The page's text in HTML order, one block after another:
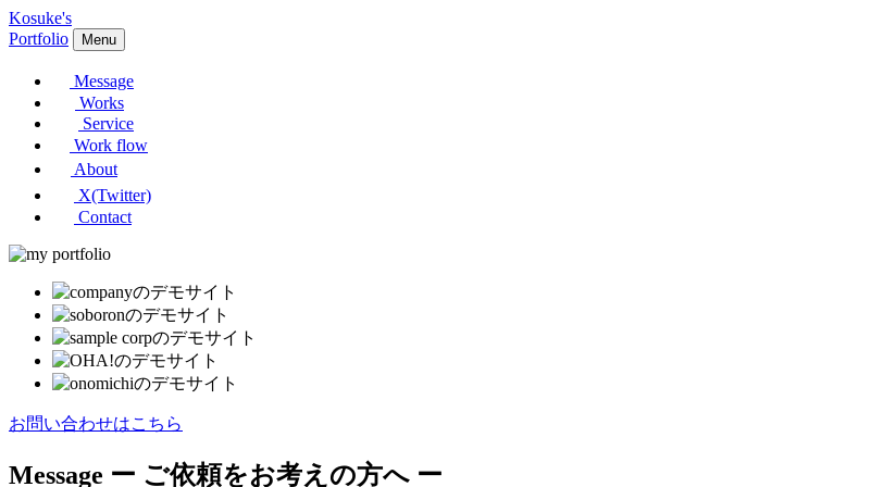
Kosuke's
Portfolio
Menu
Message
Works
Service
Work flow
About
X(Twitter)
Contact
お問い合わせはこちら
Message ー ご依頼をお考えの方へ ー